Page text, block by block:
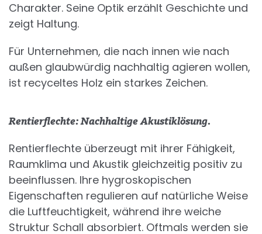
Charakter. Seine Optik erzählt Geschichte und
zeigt Haltung.
Für Unternehmen, die nach innen wie nach
außen glaubwürdig nachhaltig agieren wollen,
ist recyceltes Holz ein starkes Zeichen.
Rentierflechte: Nachhaltige Akustiklösung.
Rentierflechte überzeugt mit ihrer Fähigkeit,
Raumklima und Akustik gleichzeitig positiv zu
beeinflussen. Ihre hygroskopischen
Eigenschaften regulieren auf natürliche Weise
die Luftfeuchtigkeit, während ihre weiche
Struktur Schall absorbiert. Oftmals werden sie